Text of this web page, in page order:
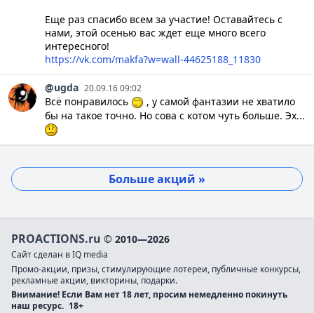
Еще раз спасибо всем за участие! Оставайтесь с
нами, этой осенью вас ждет еще много всего
интересного!
https://vk.com/makfa?w=wall-44625188_11830
@ugda 20.09.16 09:02
Всё понравилось
, у самой фантазии не хватило
бы на такое точно. Но сова с котом чуть больше. Эх...
Больше акций »
PROACTIONS.ru © 2010—2026
Сайт сделан в IQ media
Промо-акции, призы, стимулирующие лотереи, публичные конкурсы,
рекламные акции, викторины, подарки.
Внимание! Если Вам нет 18 лет, просим немедленно покинуть
наш ресурс. 18+